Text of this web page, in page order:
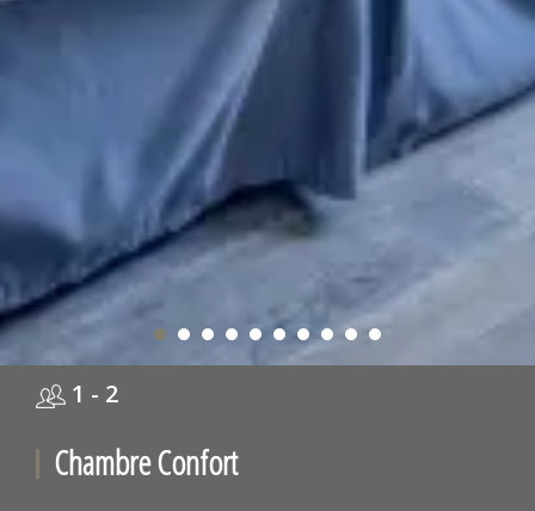
Chambre Confort
1 - 2